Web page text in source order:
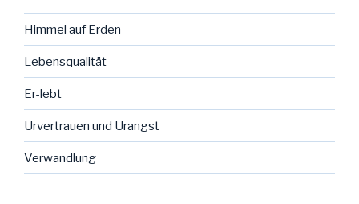
Himmel auf Erden
Lebensqualität
Er-lebt
Urvertrauen und Urangst
Verwandlung